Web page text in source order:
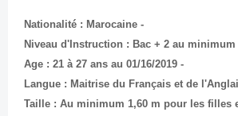
- Nationalité : Marocaine
- Age : 21 à 27 ans au 01/16/2019
- Taille : Au minimum 1,60 m pour les filles